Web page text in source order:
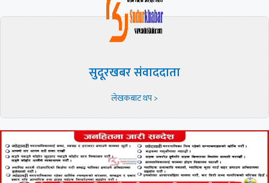
सुदूरखबर संवाददाता
लेखकबाट थप >